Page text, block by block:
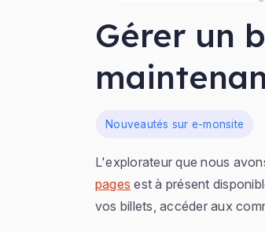
Gérer un
Nouveautés sur e-monsite
L'explorateur que nous
pages est à présent
vos billets, accéder aux